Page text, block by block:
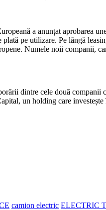
a anunțat aprobarea
plată pe utilizare. Pe lângă
Numele noii companii,
dintre cele două
un holding care
camion electric ELECTRIC